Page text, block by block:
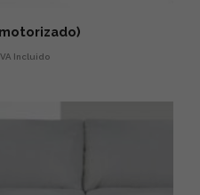
Incluido